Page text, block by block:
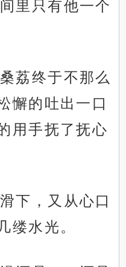
里只有他一个
荔终于不那么
懈的吐出一口
用手抚了抚心
下，又从心口
缕水光。